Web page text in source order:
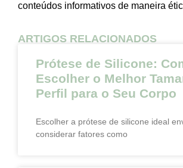
conteúdos informativos de maneira
ARTIGOS RELACIONADOS
Prótese de Silicone:
Escolher o Melhor
Perfil para o Seu Corpo
Escolher a prótese de silicone ideal
considerar fatores como